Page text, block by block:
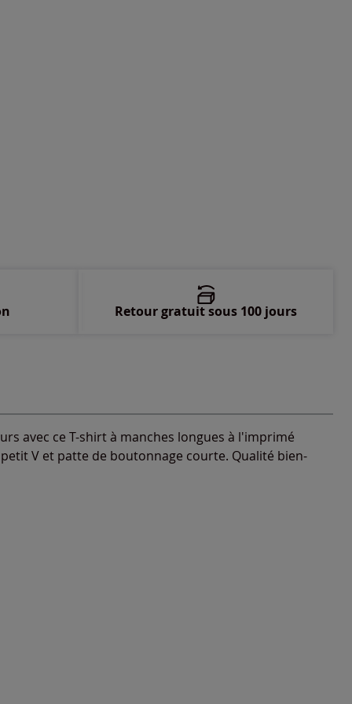
avec ce T-shirt à manches longues à l'imprimé
V et patte de boutonnage courte. Qualité bien-
Retour gratuit sous 100 jours